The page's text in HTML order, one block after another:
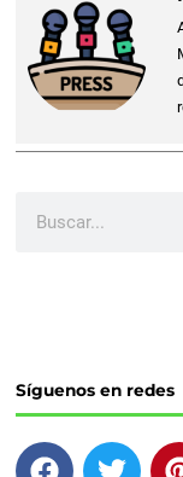
Síguenos en redes
F
T